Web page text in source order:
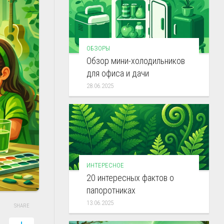
SHARE
ОБЗОРЫ
Обзор мини-холодильников
для офиса и дачи
28.06.2025
ИНТЕРЕСНОЕ
20 интересных фактов о
папоротниках
13.06.2025